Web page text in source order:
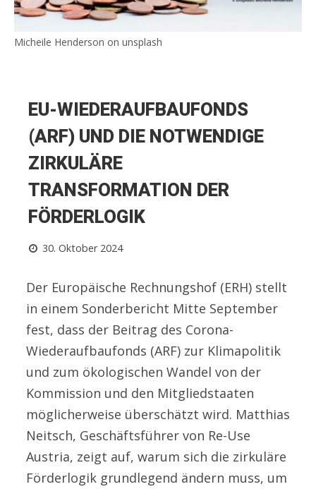
Micheile Henderson on unsplash
EU-WIEDERAUFBAUFONDS
(ARF) UND DIE NOTWENDIGE
ZIRKULÄRE
TRANSFORMATION DER
FÖRDERLOGIK
30. Oktober 2024
Der Europäische Rechnungshof (ERH) stellt
in einem Sonderbericht Mitte September
fest, dass der Beitrag des Corona-
Wiederaufbaufonds (ARF) zur Klimapolitik
und zum ökologischen Wandel von der
Kommission und den Mitgliedstaaten
möglicherweise überschätzt wird. Matthias
Neitsch, Geschäftsführer von Re-Use
Austria, zeigt auf, warum sich die zirkuläre
Förderlogik grundlegend ändern muss, um